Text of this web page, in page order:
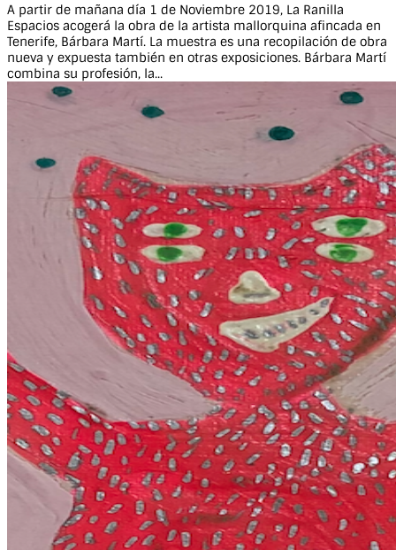
A partir de mañana día 1 de Noviembre 2019, La Ranilla
Espacios acogerá la obra de la artista mallorquina afincada en
Tenerife, Bárbara Martí. La muestra es una recopilación de obra
nueva y expuesta también en otras exposiciones. Bárbara Martí
combina su profesión, la...